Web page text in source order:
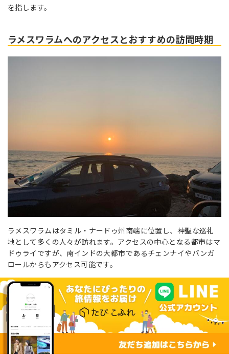
を指します。
ラメスワラムへのアクセスとおすすめの訪問時期
ラメスワラムはタミル・ナードゥ州南端に位置し、神聖な巡礼
地として多くの人々が訪れます。アクセスの中心となる都市はマ
ドゥライですが、南インドの大都市であるチェンナイやバンガ
ロールからもアクセス可能です。